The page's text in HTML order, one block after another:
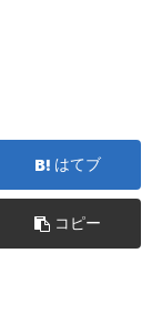
はてブ
コピー